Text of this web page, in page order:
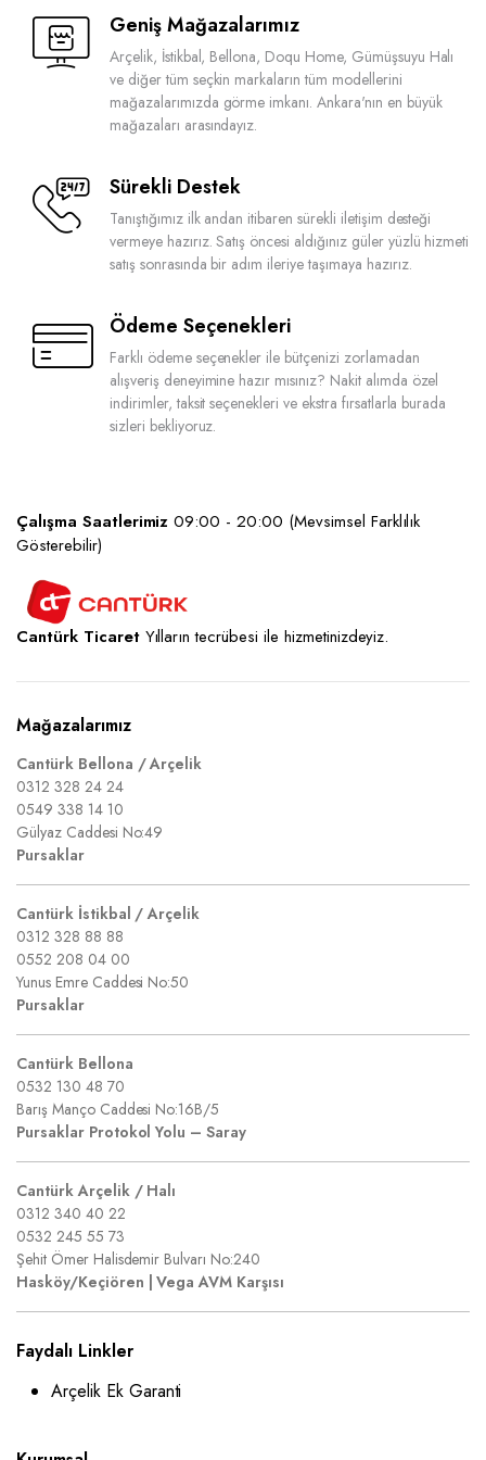
Yükseklik
186.5 cm
Derinlik
Boyut (cm) (GxYxD)
Geniş Mağazalarımız
Arçelik, İstikbal, Bellona, Doqu Home, Gümüşsuyu Halı
ve diğer tüm seçkin markaların tüm modellerini
mağazalarımızda görme imkanı. Ankara'nın en büyük
mağazaları arasındayız.
Sürekli Destek
Tanıştığımız ilk andan itibaren sürekli iletişim desteği
vermeye hazırız. Satış öncesi aldığınız güler yüzlü hizmeti
satış sonrasında bir adım ileriye taşımaya hazırız.
Ödeme Seçenekleri
Farklı ödeme seçenekler ile bütçenizi zorlamadan
alışveriş deneyimine hazır mısınız? Nakit alımda özel
indirimler, taksit seçenekleri ve ekstra fırsatlarla burada
sizleri bekliyoruz.
Çalışma Saatlerimiz 09:00 - 20:00 (Mevsimsel Farklılık
Gösterebilir)
Cantürk TicaretYılların tecrübesi ile hizmetinizdeyiz.
Mağazalarımız
Cantürk Bellona / Arçelik
0312 328 24 24
0549 338 14 10
Gülyaz Caddesi No:49
Pursaklar
Cantürk İstikbal / Arçelik
0312 328 88 88
0552 208 04 00
Yunus Emre Caddesi No:50
Pursaklar
Cantürk Bellona
0532 130 48 70
Barış Manço Caddesi No:16B/5
Pursaklar Protokol Yolu – Saray
Cantürk Arçelik / Halı
0312 340 40 22
0532 245 55 73
Şehit Ömer Halisdemir Bulvarı No:240
Hasköy/Keçiören | Vega AVM Karşısı
Faydalı Linkler
Arçelik Ek Garanti